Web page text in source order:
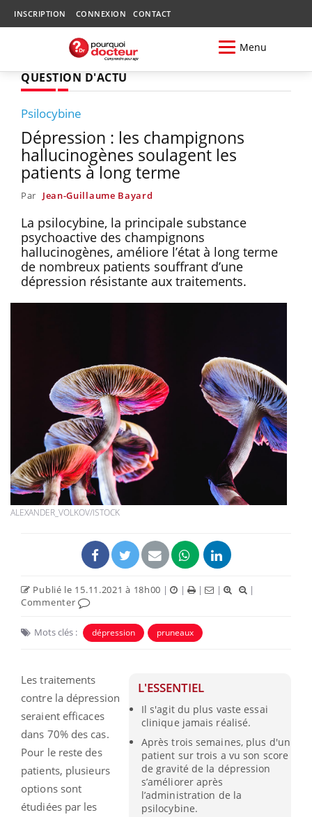
INSCRIPTION CONNEXION CONTACT
Menu
QUESTION D'ACTU
Psilocybine
Dépression : les champignons
hallucinogènes soulagent les
patients à long terme
Par Jean-Guillaume Bayard
La psilocybine, la principale substance
psychoactive des champignons
hallucinogènes, améliore l’état à long terme
de nombreux patients souffrant d’une
dépression résistante aux traitements.
ALEXANDER_VOLKOV/ISTOCK
Publié le 15.11.2021 à 18h00 | | | |
|
Commenter
Mots clés : dépression pruneaux
L'ESSENTIEL
Il s'agit du plus vaste essai
clinique jamais réalisé.
Après trois semaines, plus d'un
patient sur trois a vu son score
de gravité de la dépression
s’améliorer après
l’administration de la
psilocybine.
Les traitements
contre la dépression
seraient efficaces
dans 70% des cas.
Pour le reste des
patients, plusieurs
options sont
étudiées par les